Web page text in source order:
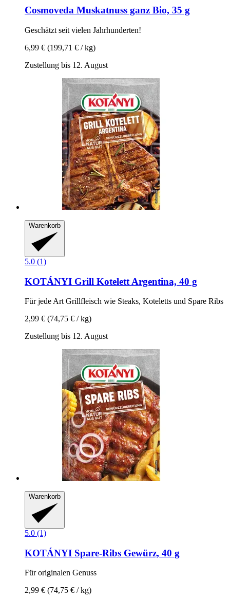
Cosmoveda Muskatnuss ganz Bio, 35 g
Geschätzt seit vielen Jahrhunderten!
6,99 € (199,71 € / kg)
Zustellung bis 12. August
Warenkorb
5.0 (1)
KOTÁNYI Grill Kotelett Argentina, 40 g
Für jede Art Grillfleisch wie Steaks, Koteletts und Spare Ribs
2,99 € (74,75 € / kg)
Zustellung bis 12. August
Warenkorb
5.0 (1)
KOTÁNYI Spare-​Ribs Gewürz, 40 g
Für originalen Genuss
2,99 € (74,75 € / kg)